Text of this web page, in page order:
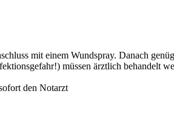
mit einem Wundspray. Danach
müssen ärztlich behandelt
den Notarzt